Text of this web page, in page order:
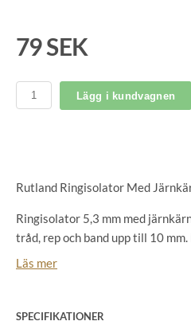
79 SEK
Lägg i kundvagnen
Rutland Ringisolator Med
Ringisolator 5,3 mm med
tråd, rep och band upp till 10
populär stark och tålig
Läs mer
SPECIFIKATIONER